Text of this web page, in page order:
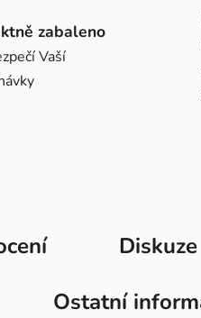
zabaleno
Vaší
Diskuze
Ostatní